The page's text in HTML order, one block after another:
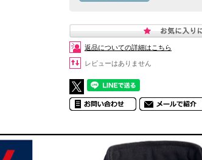
返品についての詳細はこちら
レビューはありません